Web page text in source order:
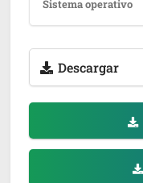
Sistema operativo
Descargar